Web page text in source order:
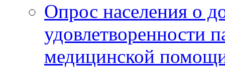
Опрос населения о
удовлетворенности
медицинской